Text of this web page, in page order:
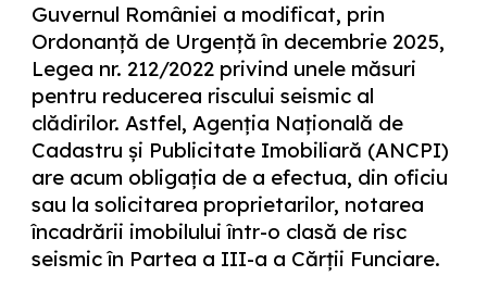
Guvernul României a modificat, prin
Ordonanță de Urgență în decembrie 2025,
Legea nr. 212/2022 privind unele măsuri
pentru reducerea riscului seismic al
clădirilor. Astfel, Agenția Națională de
Cadastru și Publicitate Imobiliară (ANCPI)
are acum obligația de a efectua, din oficiu
sau la solicitarea proprietarilor, notarea
încadrării imobilului într-o clasă de risc
seismic în Partea a III-a a Cărții Funciare.